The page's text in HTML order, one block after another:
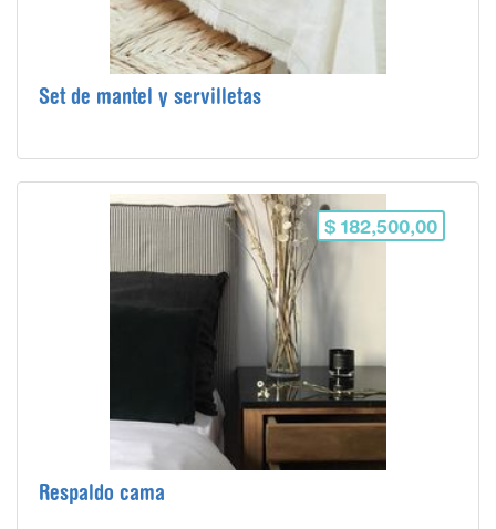
Set de mantel y servilletas
$ 182,500,00
Respaldo cama